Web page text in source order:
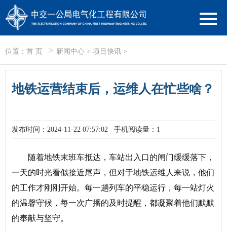
位置： 首 页 > 新闻中心 > 项目快讯 >
地铁运营结束后，运维人在忙些啥？
发布时间：2024-11-22 07:57:02 手机阅读量：1
随着地铁末班车抵达，车站出入口的闸门缓缓落下，
一天的时光看似接近尾声，但对于地铁运维人来说，他们
的工作才刚刚开始。每一趟列车的平稳运行，每一站灯火
的温馨守候，每一次广播的及时提醒，都凝聚着他们默默
的奉献与坚守。